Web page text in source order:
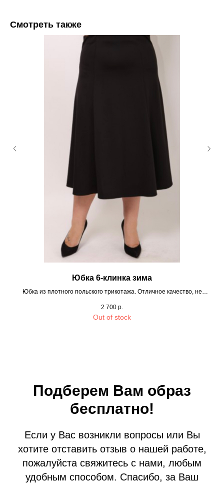
Смотреть также
Юбка 6-клинка зима
Юбка из плотного польского трикотажа. Отличное качество, не
2 700 р.
Out of stock
Подберем Вам образ
бесплатно!
Если у Вас возникли вопросы или Вы
хотите отставить отзыв о нашей работе,
пожалуйста свяжитесь с нами, любым
удобным способом. Спасибо, за Ваш